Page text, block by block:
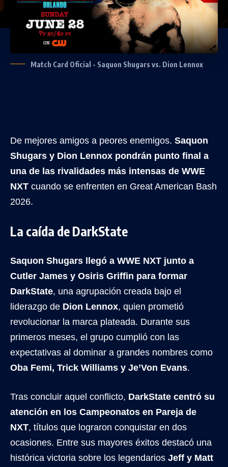
Match Card Oficial - Saquon Shugars vs. Dion Lennox
De mejores amigos a peores enemigos. Saquon
Shugars y Dion Lennox pondrán punto final a
una de las rivalidades más intensas de WWE
NXT cuando se enfrenten en Great American Bash
2026.
La caída de DarkState
Saquon Shugars llegó a WWE NXT junto a
Cutler James y Osiris Griffin para formar
DarkState, una agrupación creada bajo el
liderazgo de Dion Lennox, quien prometió
revolucionar la marca plateada. Durante sus
primeros meses, el grupo cumplió con las
expectativas al dominar a grandes nombres como
Oba Femi, Trick Williams y Je’Von Evans.
Tras concluir aquel conflicto, DarkState centró su
atención en los Campeonatos en Pareja de
NXT, títulos que lograron conquistar en dos
ocasiones. Entre sus mayores éxitos destacó una
histórica victoria sobre los legendarios Jeff y Matt